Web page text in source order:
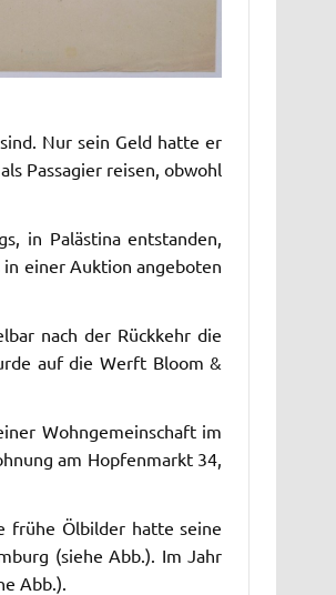
Nur sein Geld hatte er
Passagier reisen, obwohl
in Palästina entstanden,
einer Auktion angeboten
nach der Rückkehr die
auf die Werft Bloom &
Wohngemeinschaft im
am Hopfenmarkt 34,
frühe Ölbilder hatte seine
(siehe Abb.). Im Jahr
Abb.).